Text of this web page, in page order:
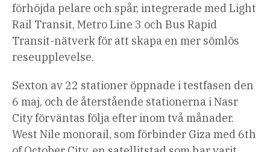
förhöjda pelare och spår, integrerade med Light
Rail Transit, Metro Line 3 och Bus Rapid
Transit-nätverk för att skapa en mer sömlös
reseupplevelse.
Sexton av 22 stationer öppnade i testfasen den
6 maj, och de återstående stationerna i Nasr
City förväntas följa efter inom två månader.
West Nile monorail, som förbinder Giza med 6th